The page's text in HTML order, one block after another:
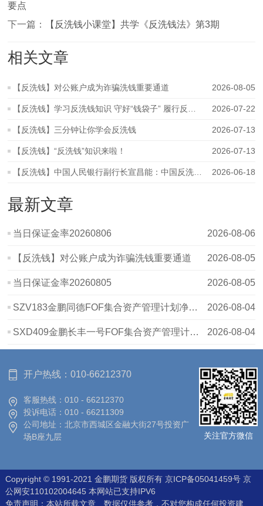
要点
下一篇：
【反洗钱小课堂】共学《反洗钱法》第3期
相关文章
【反洗钱】对公账户成为诈骗洗钱重要通道 2026-08-05
【反洗钱】学习反洗钱知识 守好“钱袋子” 履行反洗钱义务 守好“ 2026-07-22
【反洗钱】三分钟让你学会反洗钱 2026-07-13
【反洗钱】“反洗钱”知识来啦！ 2026-07-13
【反洗钱】中国人民银行副行长宣昌能：中国反洗钱工作高质量发展迈 2026-06-18
最新文章
当日保证金率20260806 2026-08-06
【反洗钱】对公账户成为诈骗洗钱重要通道 2026-08-05
当日保证金率20260805 2026-08-05
SZV183金鹏同德FOF集合资产管理计划净值波动表20260731.signed 2026-08-04
SXD409金鹏长丰一号FOF集合资产管理计划净值表20260731[用印] 2026-08-04
开户热线：010-66212370
客服热线：010 - 66212370
投诉电话：010 - 66211309
公司地址：北京市西城区金融大街27号投资广
场B座九层
关注官方微信
Copyright © 1991-2021 金鹏期货 版权所有 京ICP备05041459号京
公网安110102004645 本网站已支持IPV6
免责声明：本站所载文章、数据仅供参考，不对您构成任何投资建